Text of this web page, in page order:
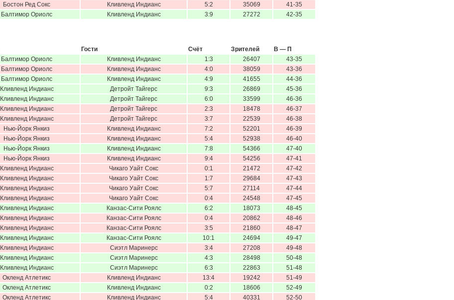
Бостон Ред Сокс Кливленд Индианс 5:2 35069
41-35
Балтимор Ориолс Кливленд Индианс 3:9 27272 42-35
Гости Счёт Зрителей
В — П
Балтимор Ориолс Кливленд Индианс 1:3 26407
43-35
Балтимор Ориолс Кливленд Индианс 4:0 38059
43-36
Балтимор Ориолс Кливленд Индианс 4:9 41655
44-36
Кливленд Индианс Детройт Тайгерс 9:3 26869
45-36
Кливленд Индианс Детройт Тайгерс 6:0 33599
46-36
Кливленд Индианс Детройт Тайгерс 2:3 18478
46-37
Кливленд Индианс Детройт Тайгерс 3:7 22539
46-38
Нью-Йорк Янкиз Кливленд Индианс 7:2 52201
46-39
Нью-Йорк Янкиз Кливленд Индианс 5:4 52938
46-40
Нью-Йорк Янкиз Кливленд Индианс 7:8 54366
47-40
Нью-Йорк Янкиз Кливленд Индианс 9:4 54256
47-41
Кливленд Индианс Чикаго Уайт Сокс 0:1 21472
47-42
Кливленд Индианс Чикаго Уайт Сокс 1:7 29684
47-43
Кливленд Индианс Чикаго Уайт Сокс 5:7 27114
47-44
Кливленд Индианс Чикаго Уайт Сокс 0:4 24548
47-45
Кливленд Индианс Канзас-Сити Роялс 6:2 18073
48-45
Кливленд Индианс Канзас-Сити Роялс 0:4 20862
48-46
Кливленд Индианс Канзас-Сити Роялс 3:5 21860
48-47
Кливленд Индианс Канзас-Сити Роялс 10:1 24694
49-47
Кливленд Индианс Сиэтл Маринерс 3:4 27208
49-48
Кливленд Индианс Сиэтл Маринерс 4:3 28498
50-48
Кливленд Индианс Сиэтл Маринерс 6:3 22863
51-48
Окленд Атлетикс Кливленд Индианс 13:4 19242
51-49
Окленд Атлетикс Кливленд Индианс 0:2 18606
52-49
Окленд Атлетикс Кливленд Индианс 5:4 40331
52-50